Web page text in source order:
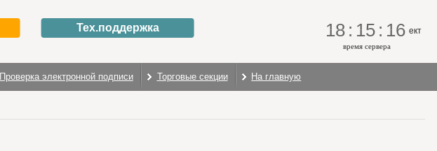
Тех.поддержка 18 : 15 : 16 ект
время сервера
Проверка электронной подписи Торговые секции На главную